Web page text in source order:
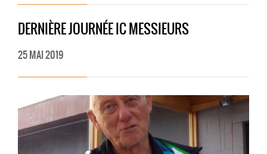
DERNIÈRE JOURNÉE IC MESSIEURS
25 MAI 2019